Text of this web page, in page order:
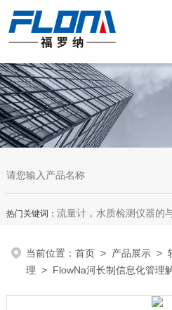
热门关键词： 流量计，水质检测仪器的与设备监控系统、智慧系统监
当前位置：首页 > 产品展示 >
理 > FlowNa河长制信息化管理